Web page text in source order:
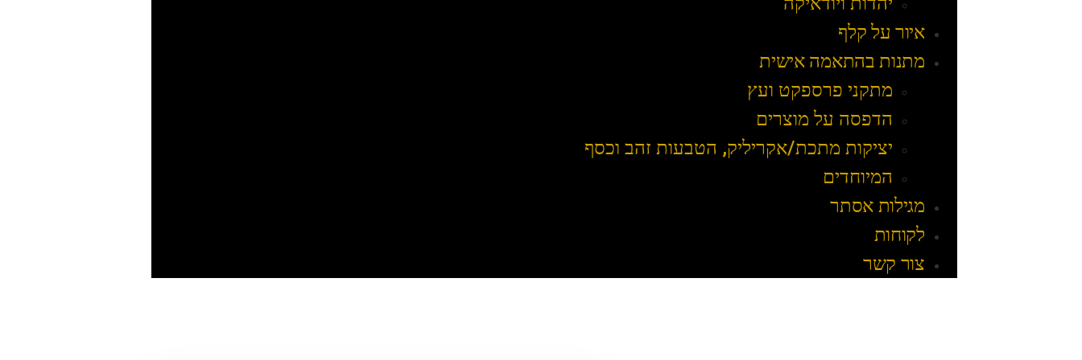
איור על קלף
מתנות בהתאמה אישית
מתקני פרספקט ועץ
הדפסה על מוצרים
יציקות מתכת/אקריליק, הטבעות זהב וכסף
המיוחדים
מגילות אסתר
לקוחות
צור קשר